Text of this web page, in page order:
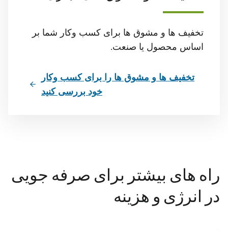
تخفیف ها و مشوق ها برای کسب وکار شما بر
اساس محصول یا صنعت.
تخفیف ها و مشوق ها را برای کسب وکار
خود بررسی کنید
راه های بیشتر برای صرفه جویی
در انرژی و هزینه